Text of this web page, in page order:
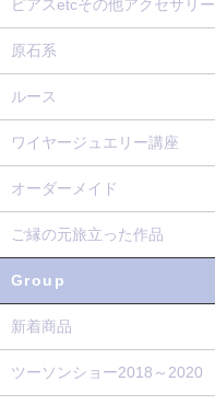
ピアスetcその他アクセサリー
原石系
ルース
ワイヤージュエリー講座
オーダーメイド
ご縁の元旅立った作品
Group
新着商品
ツーソンショー2018～2020